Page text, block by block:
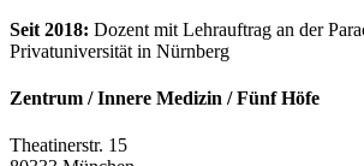
Seit 2018: Dozent mit Lehrauftrag an der
Privatuniversität in Nürnberg
Zentrum / Innere Medizin / Fünf Höfe
Theatinerstr. 15